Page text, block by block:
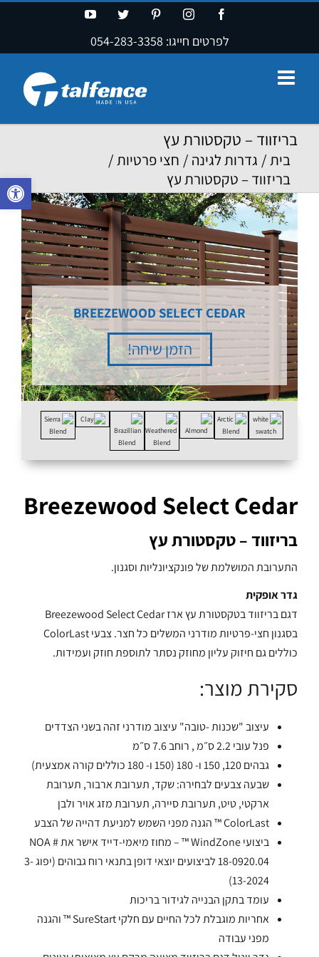
פתח
Facebook
Instagram
Pinterest
Twitter
YouTube
לפרטים חייגו: 054-283-3358
בריזווד – טקסטורת עץ
בית/ גדרות לגינה / חצי פרטיות/
בריזווד – טקסטורת עץ
BREEZEWOOD SELECT CEDAR
הזמן שיחה!
Breezewood Select Cedar
בריזווד – טקסטורת עץ
התערובת המושלמת של פונקציונליות וסגנון.
גדר אופקית
דגם בריזווד בטקסטורת עץ ארז Breezewood Select Cedar
בסגנון חצי-פרטיות מודרני המשלים כל חצר. צבעי ColorLast
כוללים גם חיזוק עליון מחוזק נסתר לתוספת חוזק ועמידות.
סקירת מוצר:
עיצוב "שכנות -טובה" עיצוב מודרני זהה בשני הצדדים
פנל עובי 2.2 ס״מ , רוחב 7.6 ס״מ
גבהים 120, 150 ו- 180 (150 ו- 180 כוללים קורה אמצעית)
שבעה צבעים לבחירה: שקד, תערובת ארבור, תערובת
ארקטי, טיט, תערובת סיירה, תערובת מזג אויר ולבן
ColorLast ™ הגנה מפני השמש למניעת דהייה של הצבע
ביצועי WindZone ™ – מחוז מיאמי-דייד אישר את NOA #
18-0920.04 לביצועים יוצאי דופן בתנאי רוח גבוהים (יפוג 3-
13-2024)
עומד בתקן הבנייה לגידור בריכות
אחריות מוגבלת לכל החיים עם חלקי SureStart ™ והגנה
מפני עבודה